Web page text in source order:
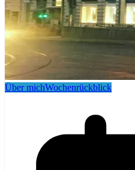
Über michWochenrückblick